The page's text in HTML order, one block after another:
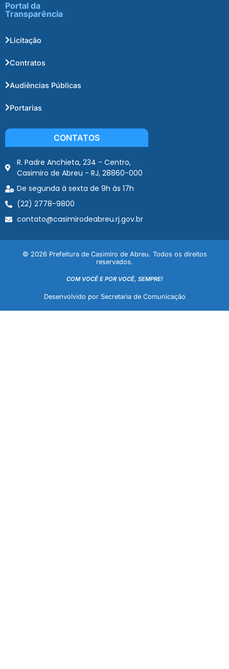
Portal da
Transparência
Licitação
Contratos
Audiências Públicas
Portarias
CONTATOS
R. Padre Anchieta, 234 - Centro,
Casimiro de Abreu - RJ, 28860-000
De segunda à sexta de 9h às 17h
(22) 2778-9800
contato@casimirodeabreu.rj.gov.br
© 2026 Prefeitura de Casimiro de Abreu. Todos os direitos
reservados.
COM VOCÊ E POR VOCÊ, SEMPRE!
Desenvolvido por Secretaria de Comunicação